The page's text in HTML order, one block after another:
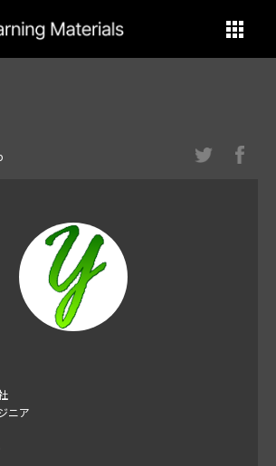
ニア